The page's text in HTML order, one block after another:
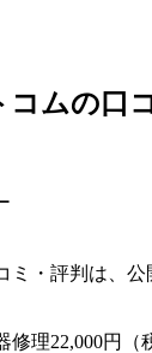
ムの口
ミ・評判は、
理22,000円（